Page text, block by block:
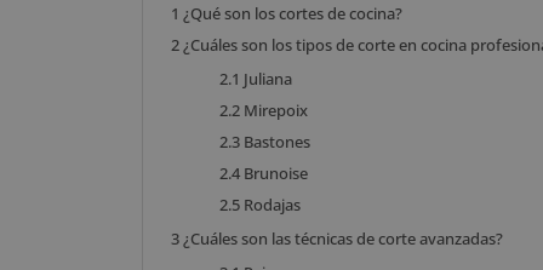
1 ¿Qué son los cortes de cocina?
2¿Cuáles son los tipos de corte en cocina
2.1 Juliana
2.2 Mirepoix
2.3 Bastones
2.4 Brunoise
2.5 Rodajas
3¿Cuáles son las técnicas de corte avanzadas?